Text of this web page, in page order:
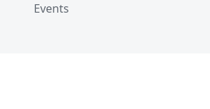
Events